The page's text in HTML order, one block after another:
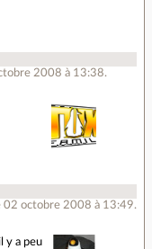
2008 à 13:38.
02 octobre 2008 à 13:49.
y a peu